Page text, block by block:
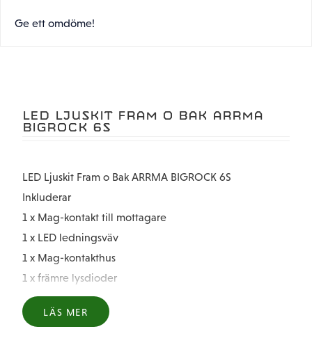
Ge ett omdöme!
LED LJUSKIT FRAM O BAK ARRMA
BIGROCK 6S
LED Ljuskit Fram o Bak ARRMA BIGROCK 6S
Inkluderar
1 x Mag-kontakt till mottagare
1 x LED ledningsväv
1 x Mag-kontakthus
1 x främre lysdioder
1 x bakre lysdioder
2 x 19 mm x 1,9 mm O-ring
LÄS MER